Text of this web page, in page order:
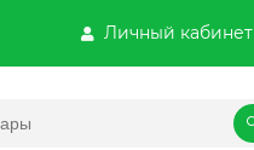
Личный кабинет